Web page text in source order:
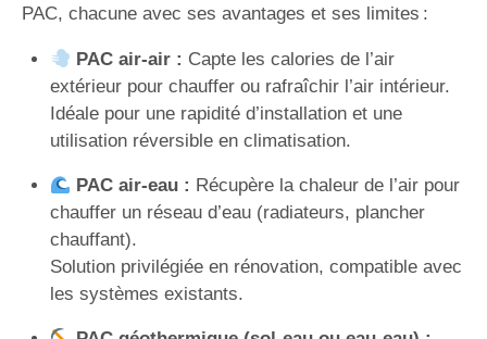
PAC, chacune avec ses avantages et ses limites :
PAC air-air : Capte les calories de l’air
extérieur pour chauffer ou rafraîchir l’air intérieur.
Idéale pour une rapidité d’installation et une
utilisation réversible en climatisation.
PAC air-eau : Récupère la chaleur de l’air pour
chauffer un réseau d’eau (radiateurs, plancher
chauffant).
Solution privilégiée en rénovation, compatible avec
les systèmes existants.